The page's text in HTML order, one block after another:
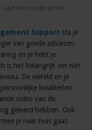
Laat een reactie achter
Support sta je
van goede adviezen
en je hebt je
is het belangrijk om niet
De wereld en je
kwaliteiten
video van de
geleerd hebben. Ook
je naar huis gaat: